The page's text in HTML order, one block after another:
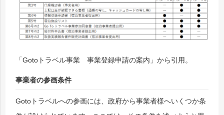
「Gotoトラベル事業 事業登録申請の案内」から引用。
事業者の参画条件
Gotoトラベルへの参画には、政府から事業者様へいくつか条